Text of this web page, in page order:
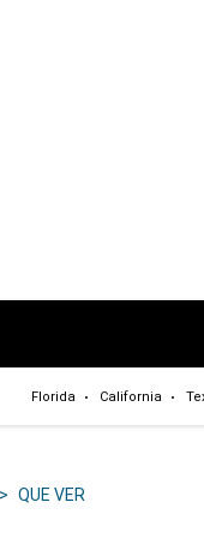
Florida California
> QUE VER